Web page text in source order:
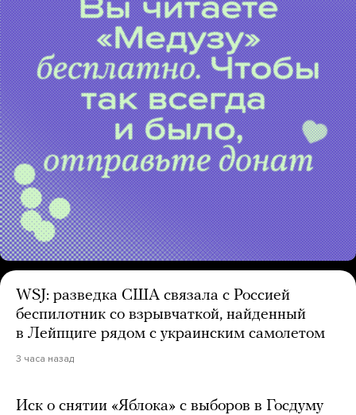
WSJ: разведка США связала с Россией
беспилотник со взрывчаткой, найденный
в Лейпциге рядом с украинским самолетом
3 часа назад
Иск о снятии «Яблока» с выборов в Госдуму